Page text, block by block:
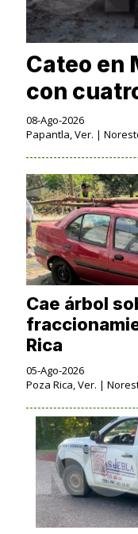
Cateo en
con
08-Ago-2026
Papantla, Ver. |
Cae árbol
Rica
05-Ago-2026
Poza Rica, Ver. |